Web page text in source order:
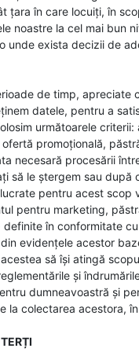
țara în care locuiți, în
noastre la cel mai
exista decizii de
de timp,
datele, pentru a
următoarele
promoțională,
necesară procesării
să le ștergem sau
pentru acest
pentru marketing,
în conformitate
evidențele acestor
să își atingă
și
dumneavoastră și
la colectarea acestora,